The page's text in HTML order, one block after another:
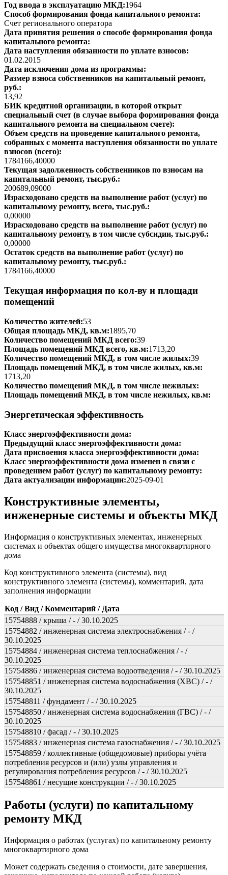
Год ввода в эксплуатацию МКД:1964
Способ формирования фонда капитального ремонта:
Счет регионального оператора
Дата принятия решения о способе формирования фонда
капитального ремонта:
Дата наступления обязанности по уплате взносов:
01.02.2015
Дата исключения дома из программы:
Размер взноса собственников на капитальный ремонт,
руб.:
13,92
БИК кредитной организации, в которой открыт
специальный счет (в случае выбора формирования фонда
капитального ремонта на специальном счете):
Объем средств на проведение капитального ремонта,
собранных с момента наступления обязанности по уплате
взносов (всего):
1784166,40000
Текущая задолженность собственников по взносам на
капитальный ремонт, тыс.руб.:
200689,09000
Израсходовано средств на выполнение работ (услуг) по
капитальному ремонту, всего, тыс.руб.:
0,00000
Израсходовано средств на выполнение работ (услуг) по
капитальному ремонту, в том числе субсидии, тыс.руб.:
0,00000
Остаток средств на выполнение работ (услуг) по
капитальному ремонту, тыс.руб.:
1784166,40000
Текущая информация по кол-ву и площади
помещений
Количество жителей:53
Общая площадь МКД, кв.м:1895,70
Количество помещений МКД всего:39
Площадь помещений МКД всего, кв.м:1713,20
Количество помещений МКД, в том числе жилых:39
Площадь помещений МКД, в том числе жилых, кв.м:
1713,20
Количество помещений МКД, в том числе нежилых:
Площадь помещений МКД, в том числе нежилых, кв.м:
Энергетическая эффективность
Класс энергоэффективности дома:
Предыдущий класс энергоэффективности дома:
Дата присвоения класса энергоэффективности дома:
Класс энергоэффективности дома изменен в связи с
проведением работ (услуг) по капитальному ремонту:
Дата актуализации информации:2025-09-01
Конструктивные элементы,
инженерные системы и объекты МКД
Информация о конструктивных элементах, инженерных
системах и объектах общего имущества многоквартирного
дома
Код конструктивного элемента (системы), вид
конструктивного элемента (системы), комментарий, дата
заполнения информации
Код / Вид / Комментарий / Дата
15754888 / крыша / - / 30.10.2025
15754882 / инженерная система электроснабжения / - /
30.10.2025
15754884 / инженерная система теплоснабжения / - /
30.10.2025
15754886 / инженерная система водоотведения / - / 30.10.2025
157548851 / инженерная система водоснабжения (ХВС) / - /
30.10.2025
157548811 / фундамент / - / 30.10.2025
157548850 / инженерная система водоснабжения (ГВС) / - /
30.10.2025
157548810 / фасад / - / 30.10.2025
15754883 / инженерная система газоснабжения / - / 30.10.2025
157548859 / коллективные (общедомовые) приборы учёта
потребления ресурсов и (или) узлы управления и
регулирования потребления ресурсов / - / 30.10.2025
157548861 / несущие конструкции / - / 30.10.2025
Работы (услуги) по капитальному
ремонту МКД
Информация о работах (услугах) по капитальному ремонту
многоквартирного дома
Может содержать сведения о стоимости, дате завершения,